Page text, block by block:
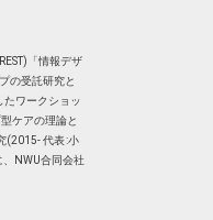
「情報デザ
の受託研究と
たワークショッ
ケアの理論と
(2015- 代表:小
NWU合同会社